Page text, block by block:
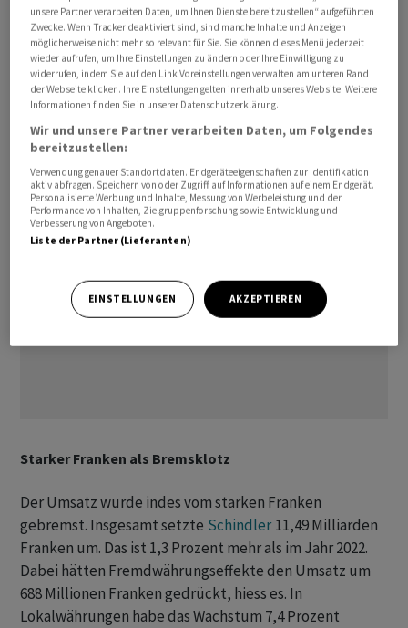
operative Effizienz, Erholung in den Lieferketten und
Effekte unserer Preispolitik wirkten sich hier positiv
aus», schriebSchindler.
Unter dem Strich schoss der Reingewinn sogar um 41,9
Prozent auf 935 Millionen Franken nach oben. Das ist das
beste Ergebnis seit 2018.
Starker Franken als Bremsklotz
Der Umsatz wurde indes vom starken Franken
gebremst. Insgesamt setzte Schindler 11,49 Milliarden
Franken um. Das ist 1,3 Prozent mehr als im Jahr 2022.
Dabei hätten Fremdwährungseffekte den Umsatz um
688 Millionen Franken gedrückt, hiess es. In
Lokalwährungen habe das Wachstum 7,4 Prozent
unsere Partner verarbeiten Daten, um Ihnen Dienste bereitzustellen“ aufgeführten
Zwecke. Wenn Tracker deaktiviert sind, sind manche Inhalte und Anzeigen
möglicherweise nicht mehr so relevant für Sie. Sie können dieses Menü jederzeit
wieder aufrufen, um Ihre Einstellungen zu ändern oder Ihre Einwilligung zu
widerrufen, indem Sie auf den Link Voreinstellungen verwalten am unteren Rand
der Webseite klicken. Ihre Einstellungen gelten innerhalb unseres Website. Weitere
Informationen finden Sie in unserer Datenschutzerklärung.
Wir und unsere Partner verarbeiten Daten, um Folgendes
bereitzustellen:
Verwendung genauer Standortdaten. Endgeräteeigenschaften zur Identifikation
aktiv abfragen. Speichern von oder Zugriff auf Informationen auf einem Endgerät.
Personalisierte Werbung und Inhalte, Messung von Werbeleistung und der
Performance von Inhalten, Zielgruppenforschung sowie Entwicklung und
Verbesserung von Angeboten.
Liste der Partner (Lieferanten)
EINSTELLUNGEN AKZEPTIEREN